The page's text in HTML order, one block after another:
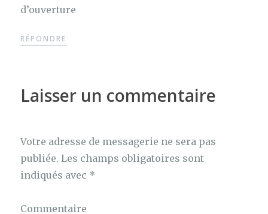
d’ouverture
RÉPONDRE
Laisser un commentaire
Votre adresse de messagerie ne sera pas
publiée. Les champs obligatoires sont
indiqués avec *
Commentaire